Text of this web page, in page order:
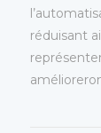
réduisant